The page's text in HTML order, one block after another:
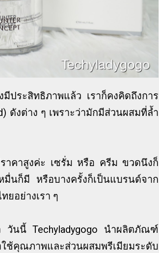
ประสิทธิภาพแล้ว เราก็คงคิดถึงการ
ดังต่าง ๆ เพราะว่ามักมีส่วนผสมที่ล้ำ
าคาสูงค่ะ เซรั่ม หรือ ครีม ขวดนึงก็
นก็มี หรือบางครั้งก็เป็นแบรนด์จาก
ยอย่างเรา ๆ
วันนี้ Techyladygogo นำผลิตภัณฑ์
ใช้คุณภาพและส่วนผสมพรีเมียมระดับ